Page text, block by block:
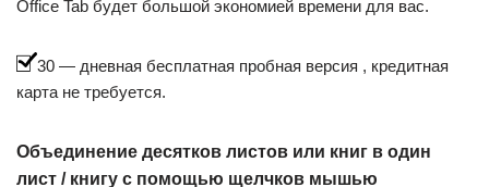
Office Tab будет большой экономией времени для вас.
30 — дневная бесплатная пробная версия , кредитная
карта не требуется.
Объединение десятков листов или книг в один
лист / книгу с помощью щелчков мышью